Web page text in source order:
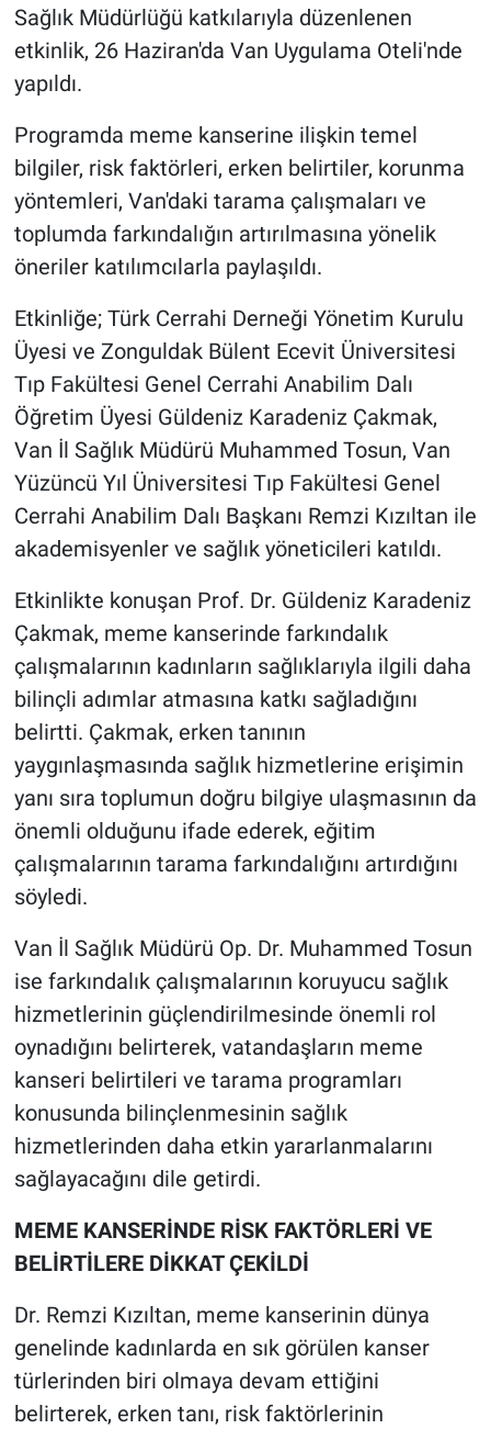
Sağlık Müdürlüğü katkılarıyla düzenlenen
etkinlik, 26 Haziran'da Van Uygulama Oteli'nde
yapıldı.
Programda meme kanserine ilişkin temel
bilgiler, risk faktörleri, erken belirtiler, korunma
yöntemleri, Van'daki tarama çalışmaları ve
toplumda farkındalığın artırılmasına yönelik
öneriler katılımcılarla paylaşıldı.
Etkinliğe; Türk Cerrahi Derneği Yönetim Kurulu
Üyesi ve Zonguldak Bülent Ecevit Üniversitesi
Tıp Fakültesi Genel Cerrahi Anabilim Dalı
Öğretim Üyesi Güldeniz Karadeniz Çakmak,
Van İl Sağlık Müdürü Muhammed Tosun, Van
Yüzüncü Yıl Üniversitesi Tıp Fakültesi Genel
Cerrahi Anabilim Dalı Başkanı Remzi Kızıltan ile
akademisyenler ve sağlık yöneticileri katıldı.
Etkinlikte konuşan Prof. Dr. Güldeniz Karadeniz
Çakmak, meme kanserinde farkındalık
çalışmalarının kadınların sağlıklarıyla ilgili daha
bilinçli adımlar atmasına katkı sağladığını
belirtti. Çakmak, erken tanının
yaygınlaşmasında sağlık hizmetlerine erişimin
yanı sıra toplumun doğru bilgiye ulaşmasının da
önemli olduğunu ifade ederek, eğitim
çalışmalarının tarama farkındalığını artırdığını
söyledi.
Van İl Sağlık Müdürü Op. Dr. Muhammed Tosun
ise farkındalık çalışmalarının koruyucu sağlık
hizmetlerinin güçlendirilmesinde önemli rol
oynadığını belirterek, vatandaşların meme
kanseri belirtileri ve tarama programları
konusunda bilinçlenmesinin sağlık
hizmetlerinden daha etkin yararlanmalarını
sağlayacağını dile getirdi.
MEME KANSERİNDE RİSK FAKTÖRLERİ VE
BELİRTİLERE DİKKAT ÇEKİLDİ
Dr. Remzi Kızıltan, meme kanserinin dünya
genelinde kadınlarda en sık görülen kanser
türlerinden biri olmaya devam ettiğini
belirterek, erken tanı, risk faktörlerinin